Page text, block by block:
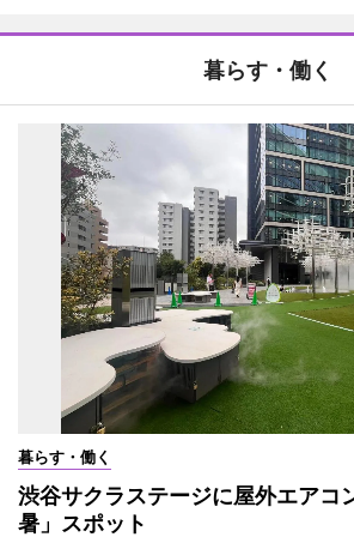
暮らす・働く
暮らす・働く
渋谷サクラステージに屋外エアコ
暑」スポット